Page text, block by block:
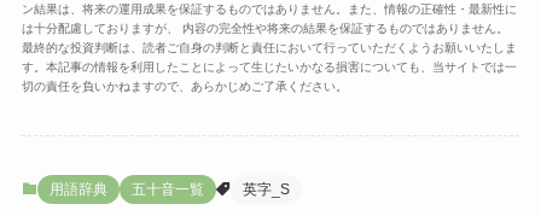
ン結果は、将来の運用成果を保証するものではありません。また、情報の正確性・最新性に
は十分配慮しておりますが、 内容の完全性や将来の結果を保証するものではありません。
最終的な投資判断は、読者ご自身の判断と責任において行っていただくようお願いいたしま
す。本記事の情報を利用したことによって生じたいかなる損害についても、当サイトでは一
切の責任を負いかねますので、あらかじめご了承ください。
用語辞典 五十音一覧 英字_S